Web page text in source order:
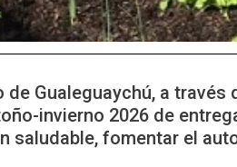
de Gualeguaychú, a
invierno 2026 de
saludable, fomentar el